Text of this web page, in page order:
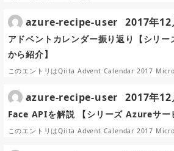
アドベントカレンダー振り返り【シリ
から紹介】
このエントリはQiita Advent Calendar 2017
azure-recipe-user 2017年12
Face APIを解説 【シリーズ Azureサー
このエントリはQiita Advent Calendar 2017
azure-recipe-user 2017年12